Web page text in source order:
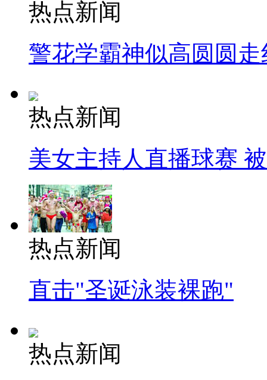
热点新闻
警花学霸神似高圆圆走
热点新闻
美女主持人直播球赛
热点新闻
直击"圣诞泳装裸跑"
热点新闻